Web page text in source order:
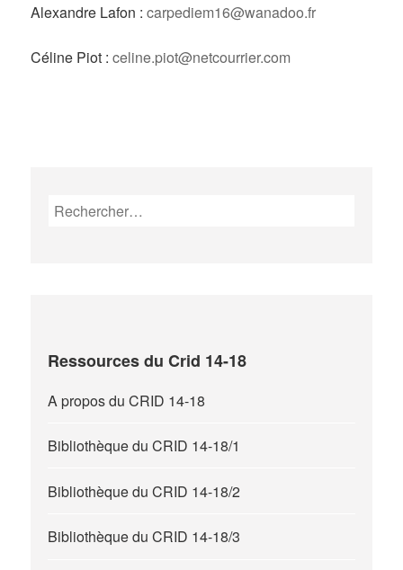
Alexandre Lafon :carpediem16@wanadoo.fr
Céline Piot :celine.piot@netcourrier.com
Rechercher :
Ressources du Crid 14-18
A propos du CRID 14-18
Bibliothèque du CRID 14-18/1
Bibliothèque du CRID 14-18/2
Bibliothèque du CRID 14-18/3